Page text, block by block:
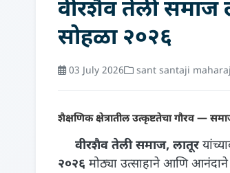
वीरशैव तेली समाज
सोहळा २०२६
03 July 2026 sant santaji
शैक्षणिक क्षेत्रातील उत्कृष्टतेचा गौरव —
वीरशैव तेली समाज, लातूर
२०२६ मोठ्या उत्साहाने आणि